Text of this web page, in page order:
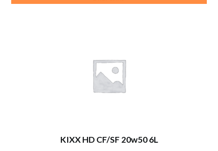
KIXX HD CF/SF 20w50 6L